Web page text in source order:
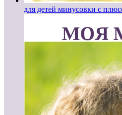
для детей минусовки с